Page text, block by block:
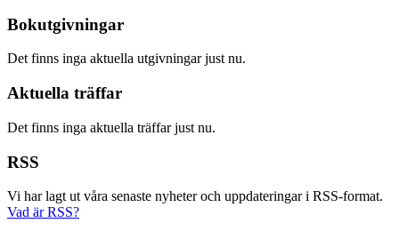
Bokutgivningar
Det finns inga aktuella utgivningar just nu.
Aktuella träffar
Det finns inga aktuella träffar just nu.
RSS
Vi har lagt ut våra senaste nyheter och uppdateringar i RSS-format.
Vad är RSS?